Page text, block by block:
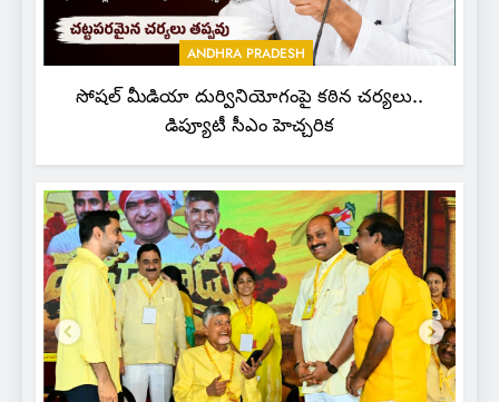
ANDHRA PRADESH
సోషల్ మీడియా దుర్వినియోగంపై కఠిన చర్యలు..
డిప్యూటీ సీఎం హెచ్చరిక